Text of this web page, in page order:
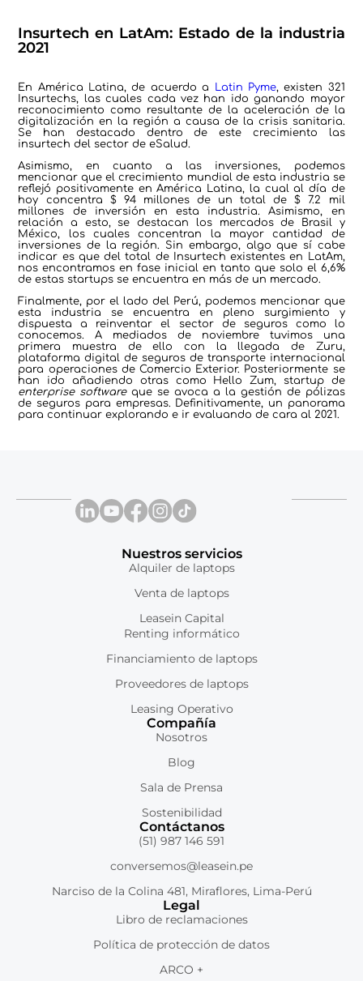
Insurtech en LatAm: Estado de la industria
2021
En América Latina, de acuerdo a Latin Pyme, existen 321
Insurtechs, las cuales cada vez han ido ganando mayor
reconocimiento como resultante de la aceleración de la
digitalización en la región a causa de la crisis sanitaria.
Se han destacado dentro de este crecimiento las
insurtech del sector de eSalud.
Asimismo, en cuanto a las inversiones, podemos
mencionar que el crecimiento mundial de esta industria se
reflejó positivamente en América Latina, la cual al día de
hoy concentra $ 94 millones de un total de $ 7.2 mil
millones de inversión en esta industria. Asimismo, en
relación a esto, se destacan los mercados de Brasil y
México, los cuales concentran la mayor cantidad de
inversiones de la región. Sin embargo, algo que sí cabe
indicar es que del total de Insurtech existentes en LatAm,
nos encontramos en fase inicial en tanto que solo el 6,6%
de estas startups se encuentra en más de un mercado.
Finalmente, por el lado del Perú, podemos mencionar que
esta industria se encuentra en pleno surgimiento y
dispuesta a reinventar el sector de seguros como lo
conocemos. A mediados de noviembre tuvimos una
primera muestra de ello con la llegada de Zuru,
plataforma digital de seguros de transporte internacional
para operaciones de Comercio Exterior. Posteriormente se
han ido añadiendo otras como Hello Zum, startup de
enterprise softwareque se avoca a la gestión de pólizas
de seguros para empresas. Definitivamente, un panorama
para continuar explorando e ir evaluando de cara al 2021.
Nuestros servicios
Alquiler de laptops
Venta de laptops
Leasein Capital
Renting informático
Financiamiento de laptops
Proveedores de laptops
Leasing Operativo
Compañía
Nosotros
Blog
Sala de Prensa
Sostenibilidad
Contáctanos
(51) 987 146 591
conversemos@leasein.pe
Narciso de la Colina 481, Miraflores, Lima-Perú
Legal
Libro de reclamaciones
Política de protección de datos
ARCO +